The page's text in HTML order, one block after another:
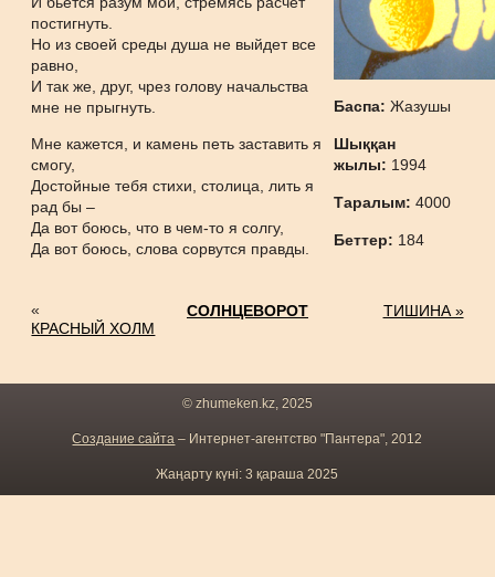
постигнуть.
Но из своей среды душа не выйдет все
равно,
И так же, друг, чрез голову начальства
мне не прыгнуть.
Мне кажется, и камень петь заставить я
смогу,
Достойные тебя стихи, столица, лить я
рад бы –
Да вот боюсь, что в чем-то я солгу,
Да вот боюсь, слова сорвутся правды.
Баспа:Жазушы
Шыққан
жылы: 1994
Таралым:4000
Беттер: 184
«
КРАСНЫЙ ХОЛМ
СОЛНЦЕВОРОТ ТИШИНА »
© zhumeken.kz, 2025
Создание сайта – Интернет-агентство "Пантера", 2012
Жаңарту күні: 3 қараша 2025